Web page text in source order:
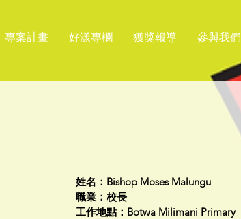
專案計畫 好漾專欄 獲獎報導 參與我們
姓名：Bishop Moses Malungu
職業：校長
工作地點：Botwa Milimani Primary